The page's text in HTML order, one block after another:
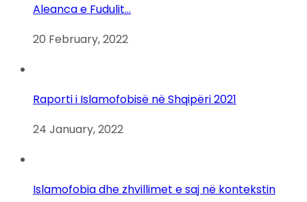
Aleanca e Fudulit…
20 February, 2022
Raporti i Islamofobisë në Shqipëri 2021
24 January, 2022
Islamofobia dhe zhvillimet e saj në kontekstin